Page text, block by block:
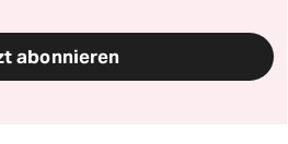
abonnieren